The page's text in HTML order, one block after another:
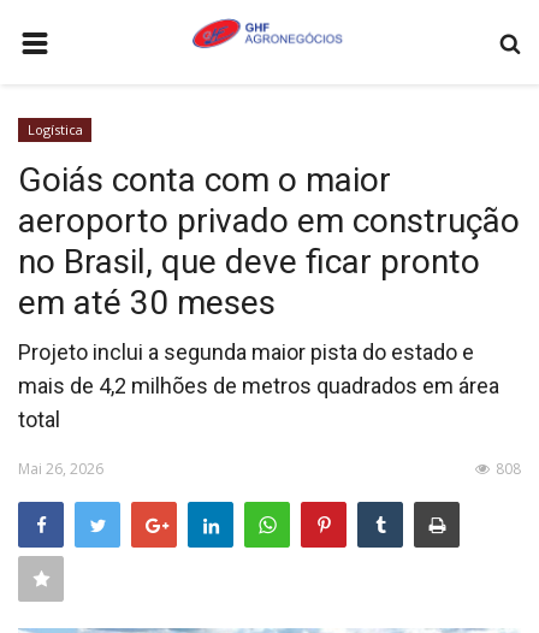
AGRONEGÓCIOS
LEILÕES
FEIRAS E EVENTOS
LOGÍSTICA
COMO ANUNCIAR
COLUNISTA
QUEM SOMOS
CONTATO
CONECTE-SE
Logística
Goiás conta com o maior
aeroporto privado em construção
no Brasil, que deve ficar pronto
em até 30 meses
Projeto inclui a segunda maior pista do estado e
mais de 4,2 milhões de metros quadrados em área
total
Mai 26, 2026 808